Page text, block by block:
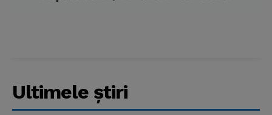
Ultimele ştiri